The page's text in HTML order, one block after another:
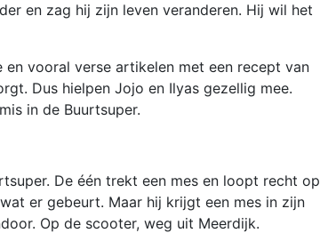
en zag hij zijn leven veranderen. Hij wil het
vooral verse artikelen met een recept van
Dus hielpen Jojo en Ilyas gezellig mee.
in de Buurtsuper.
De één trekt een mes en loopt recht op
er gebeurt. Maar hij krijgt een mes in zijn
Op de scooter, weg uit Meerdijk.